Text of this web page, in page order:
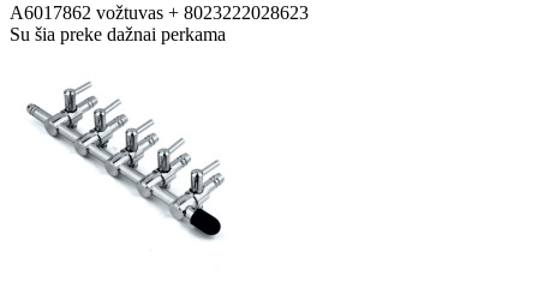
A6017862 vožtuvas + 8023222028623
Su šia preke dažnai perkama